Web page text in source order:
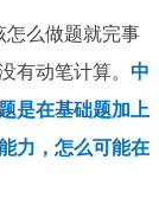
怎么做题就完事
有动笔计算。 中
是在基础题加上
力，怎么可能在